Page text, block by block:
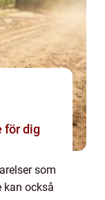
som
kan också